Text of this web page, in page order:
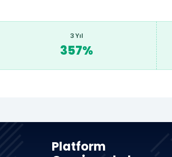
3 Yıl
357%
Platform